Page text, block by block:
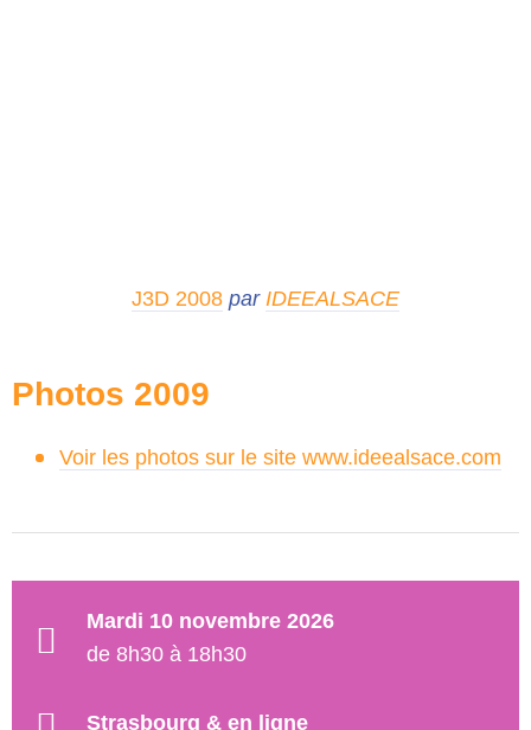
J3D 2008 par IDEEALSACE
Photos 2009
Voir les photos sur le site www.ideealsace.com
Mardi 10 novembre 2026
de 8h30 à 18h30
Strasbourg & en ligne